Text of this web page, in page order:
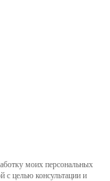
моих персональных
с целью консультации и